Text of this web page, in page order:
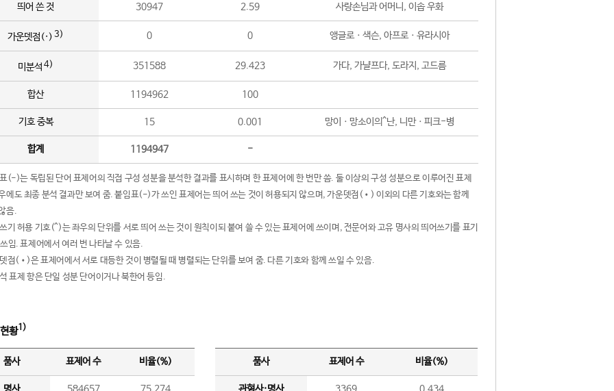
띄어 쓴 것 30947 2.59 사랑손님과 어머니, 이솝 우화
가운뎃점(·) 3) 0 0 앵글로ㆍ색슨, 아프로ㆍ유라시아
미분석 4) 351588 29.423 가다, 가냘프다, 도라지, 고드름
합산 1194962 100
기호 중복 15 0.001 망이ㆍ망소이의^난, 니만ㆍ피크-병
합계 1194947 -
(-)는 독립된 단어 표제어의 직접 구성 성분을 분석한 결과를 표시하며 한 표제어에 한 번만 씀. 둘 이상의 구성 성분으로 이루어진 표제
에도 최종 분석 결과만 보여 줌. 붙임표(-)가 쓰인 표제어는 띄어 쓰는 것이 허용되지 않으며, 가운뎃점(•) 이외의 다른 기호와는 함께
음.
기 허용 기호(^)는 좌우의 단위를 서로 띄어 쓰는 것이 원칙이되 붙여 쓸 수 있는 표제어에 쓰이며, 전문어와 고유 명사의 띄어쓰기를 표기
임. 표제어에서 여러 번 나타날 수 있음.
점(•)은 표제어에서 서로 대등한 것이 병렬될 때 병렬되는 단위를 보여 줌. 다른 기호와 함께 쓰일 수 있음.
표제 항은 단일 성분 단어이거나 북한어 등임.
황1)
품사 표제어 수 비율(%) 품사 표제어 수 비율(%)